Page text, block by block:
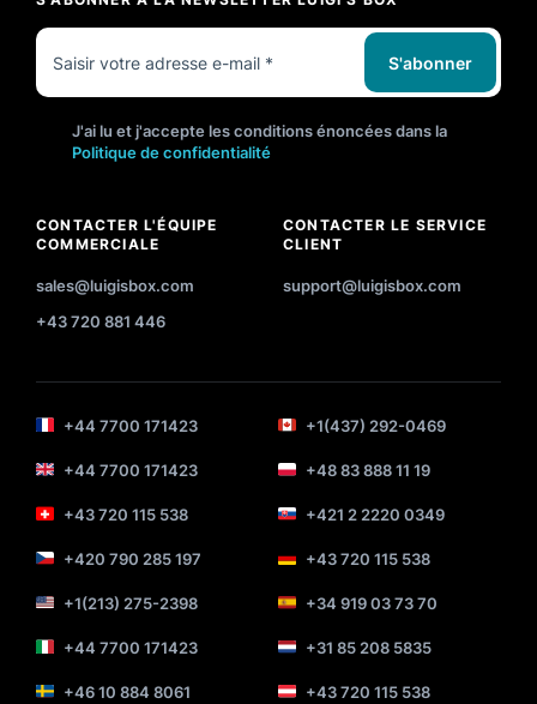
S'abonner
J'ai lu et j'accepte les conditions énoncées dans la
Politique de confidentialité
CONTACTER L'ÉQUIPE
COMMERCIALE
sales@luigisbox.com
+43 720 881 446
CONTACTER LE SERVICE
CLIENT
support@luigisbox.com
+44 7700 171423 +1(437) 292-0469
+44 7700 171423 +48 83 888 11 19
+43 720 115 538 +421 2 2220 0349
+420 790 285 197 +43 720 115 538
+1(213) 275-2398 +34 919 03 73 70
+44 7700 171423 +31 85 208 5835
+46 10 884 8061 +43 720 115 538